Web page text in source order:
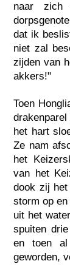
naar
dat ik
niet zal
zijden van
akkers!"
Toen
het hart
Ze nam
het
van het
dook zij
storm op
uit het
spuiten
en toen
geworden,